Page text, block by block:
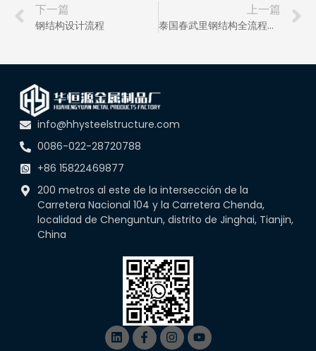
下一篇
钢结构设计流程
上一篇
泰国春武里钢结构全流程服务
info@hhysteelstructure.com
0086-022-28720788
+86 15822469877
200 metros al este de la intersección de la
Carretera Nacional 104 y la Carretera Chenda,
localidad de Chenguntun, distrito de Jinghai, Tianjin,
China